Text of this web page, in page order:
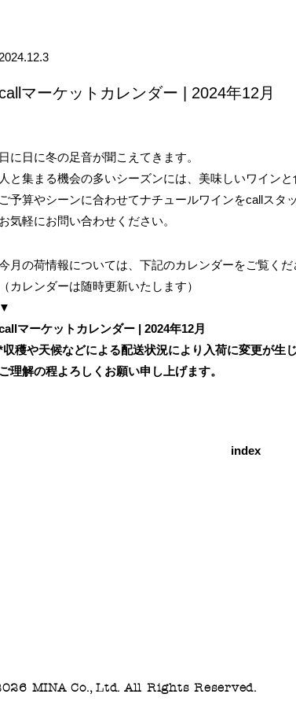
2024.12.3
マーケットカレンダー | 2024年12月
日に日に冬の足音が聞こえてきます。
人と集まる機会の多いシーズンには、美味しいワイン
ご予算やシーンに合わせてナチュールワインをcallスタ
お気軽にお問い合わせください。
月の荷情報については、下記のカレンダーをご覧くだ
（カレンダーは随時更新いたします）
▼
マーケットカレンダー | 2024年12月
収穫や天候などによる配送状況により入荷に変更が生
ご理解の程よろしくお願い申し上げます。
index
MINA Co., Ltd. All Rights Reserved.